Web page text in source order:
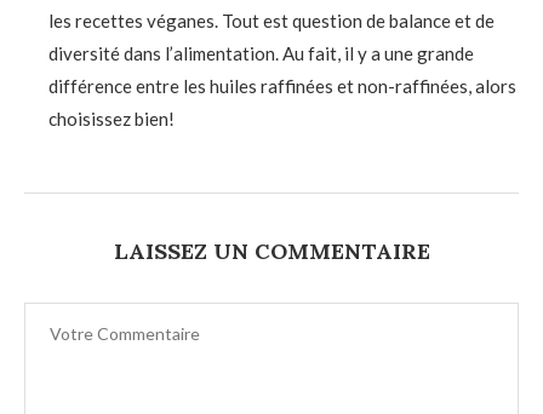
les recettes véganes. Tout est question de balance et de
diversité dans l’alimentation. Au fait, il y a une grande
différence entre les huiles raffinées et non-raffinées, alors
choisissez bien!
LAISSEZ UN COMMENTAIRE